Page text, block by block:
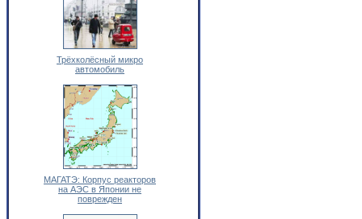
Трёхколёсный микро
автомобиль
МАГАТЭ: Корпус реакторов
на АЭС в Японии не
поврежден